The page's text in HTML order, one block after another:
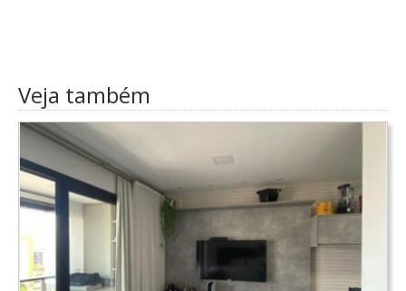
Veja também